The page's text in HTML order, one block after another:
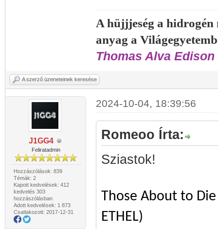
A hüjjjeség a hidrogén
anyag a
Thomas Alva Edison
A szerző üzeneteinek keresése
J1GG4
Feliratadmin
Hozzászólások: 839
Témák: 2
Kapott kedvelések: 412
kedvelés 303
hozzászólásban
Adott kedvelések: 1 873
Csatlakozott: 2017-12-31
2024-10-04, 18:39:56
Romeoo Írta:
Sziastok!
Those About to Die
ETHEL)